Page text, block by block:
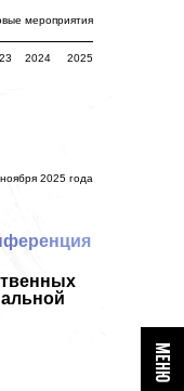
МЕНЮ
мероприятия
2024 2025
2025 года